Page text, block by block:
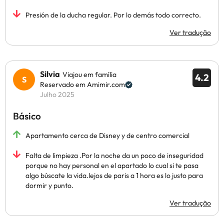
Presión de la ducha regular. Por lo demás todo correcto.
Ver tradução
4.2
Silvia Viajou em família
Reservado em Amimir.com
Julho 2025
Básico
Apartamento cerca de Disney y de centro comercial
Falta de limpieza .Por la noche da un poco de inseguridad
porque no hay personal en el apartado lo cual si te pasa
algo búscate la vida.lejos de paris a 1 hora es lo justo para
dormir y punto.
Ver tradução